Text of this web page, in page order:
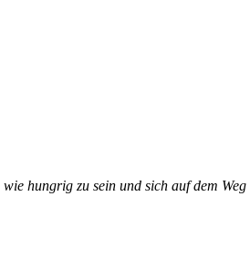
hungrig zu sein und sich auf dem